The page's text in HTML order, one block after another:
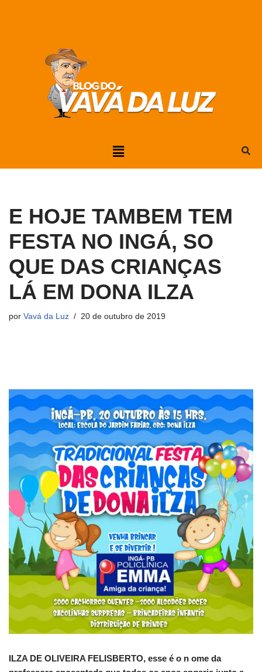
E HOJE TAMBEM TEM
FESTA NO INGÁ, SO
QUE DAS CRIANÇAS
LÁ EM DONA ILZA
por Vavá da Luz 20 de outubro de 2019
ILZA DE OLIVEIRA FELISBERTO, esse é o n ome da